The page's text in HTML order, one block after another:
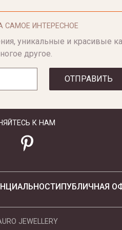
САМОЕ ИНТЕРЕСНОЕ
уникальные и красивые
другое.
ОТПРАВИТЬ
К НАМ
ПУБЛИЧНАЯ
JEWELLERY